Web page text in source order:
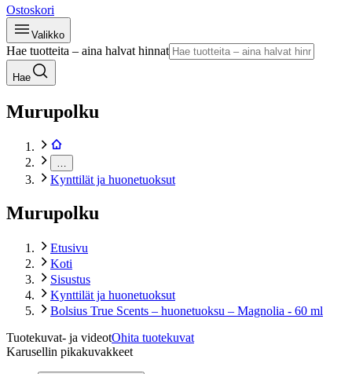
Ostoskori
Valikko
Hae tuotteita – aina halvat hinnat
Hae
Murupolku
Kynttilät ja huonetuoksut
Murupolku
Etusivu
Koti
Sisustus
Kynttilät ja huonetuoksut
Bolsius True Scents – huonetuoksu – Magnolia - 60 ml
Tuotekuvat- ja videotOhita tuotekuvat
Karusellin pikakuvakkeet